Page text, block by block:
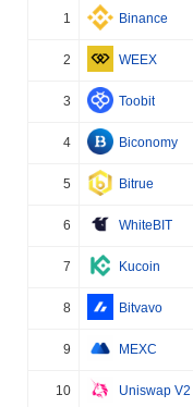
1 Binance
2 WEEX
3 Toobit
4 Biconomy
5 Bitrue
6 WhiteBIT
7 Kucoin
8 Bitvavo
9 MEXC
10 Uniswap